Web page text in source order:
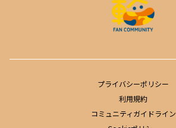
プライバシーポリシー
利用規約
コミュニティガイドライン